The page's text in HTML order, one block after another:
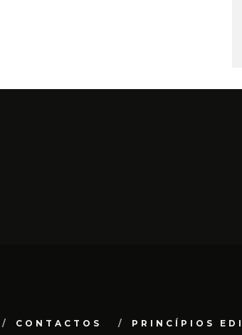
CONTACTOS PRINCÍPIOS